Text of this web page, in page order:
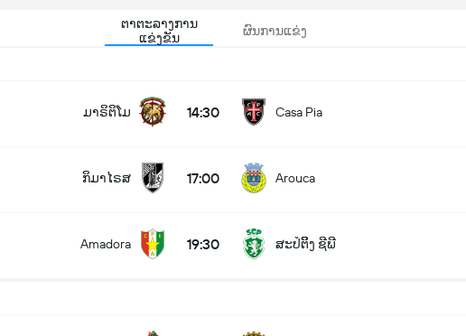
ຕາຕະລາງການ
ແຂ່ງຂັນ
ຜົນການແຂ່ງ
ມາຣິຕິໂມ 14:30 Casa Pia
ກິມາໄຣສ 17:00 Arouca
Amadora 19:30 ສະປໍຕິິງ ຊີພີ